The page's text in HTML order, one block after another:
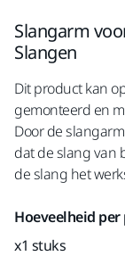
Slangarm
Slangen
Dit product kan
gemonteerd en
Door de
dat de slang van
de slang het
Hoeveelheid per
x1 stuks